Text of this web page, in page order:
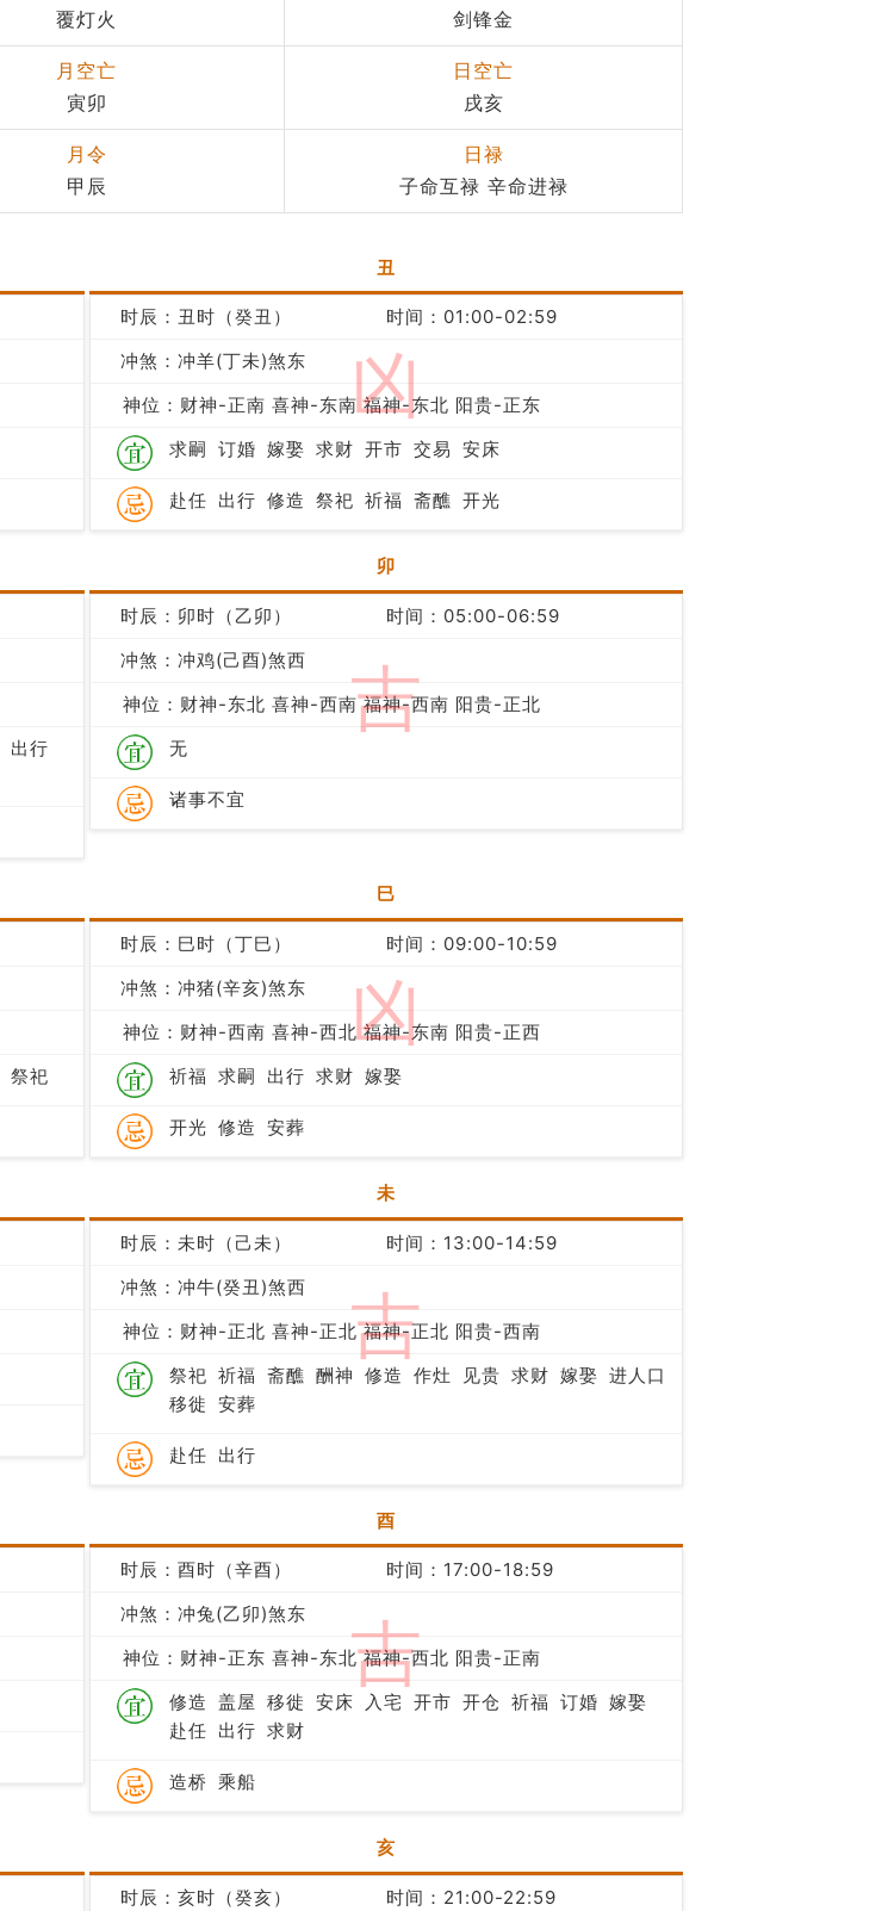
覆灯火
剑锋金
月空亡
寅卯
日空亡
戌亥
月令
甲辰
日禄
子命互禄 辛命进禄
丑
凶
时辰：丑时（癸丑）
时间：01:00-02:59
冲煞：冲羊(丁未)煞东
神位：财神-正南 喜神-东南 福神-东北 阳贵-正东
求嗣 订婚 嫁娶 求财 开市 交易 安床
赴任 出行 修造 祭祀 祈福 斋醮 开光
出行
卯
吉
时辰：卯时（乙卯）
时间：05:00-06:59
冲煞：冲鸡(己酉)煞西
神位：财神-东北 喜神-西南 福神-西南 阳贵-正北
无
诸事不宜
祭祀
巳
凶
时辰：巳时（丁巳）
时间：09:00-10:59
冲煞：冲猪(辛亥)煞东
神位：财神-西南 喜神-西北 福神-东南 阳贵-正西
祈福 求嗣 出行 求财 嫁娶
开光 修造 安葬
未
吉
时辰：未时（己未）
时间：13:00-14:59
冲煞：冲牛(癸丑)煞西
神位：财神-正北 喜神-正北 福神-正北 阳贵-西南
祭祀 祈福 斋醮 酬神 修造 作灶 见贵 求财 嫁娶 进人口
移徙 安葬
赴任 出行
酉
吉
时辰：酉时（辛酉）
时间：17:00-18:59
冲煞：冲兔(乙卯)煞东
神位：财神-正东 喜神-东北 福神-西北 阳贵-正南
修造 盖屋 移徙 安床 入宅 开市 开仓 祈福 订婚 嫁娶
赴任 出行 求财
造桥 乘船
亥
时辰：亥时（癸亥） 时间：21:00-22:59